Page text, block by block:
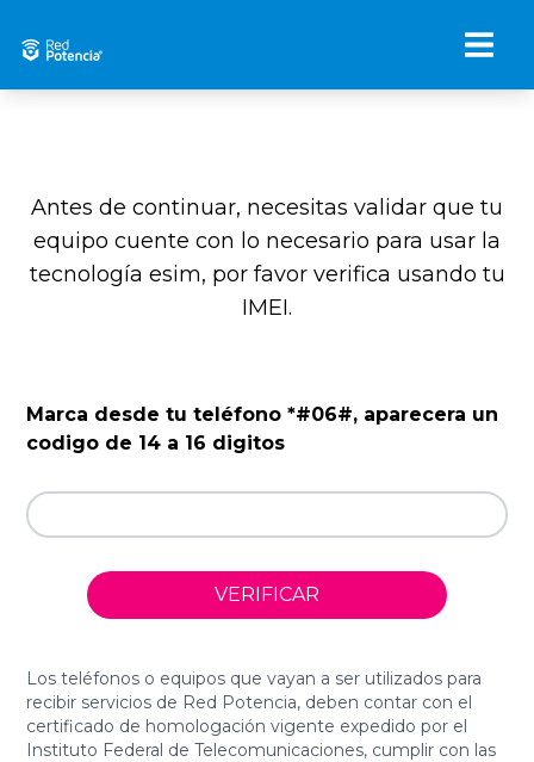
Antes de continuar, necesitas validar que tu
equipo cuente con lo necesario para usar la
tecnología esim, por favor verifica usando tu
IMEI.
Marca desde tu teléfono *#06#, aparecera un
codigo de 14 a 16 digitos
VERIFICAR
Los teléfonos o equipos que vayan a ser utilizados para
recibir servicios de Red Potencia, deben contar con el
certificado de homologación vigente expedido por el
Instituto Federal de Telecomunicaciones, cumplir con las